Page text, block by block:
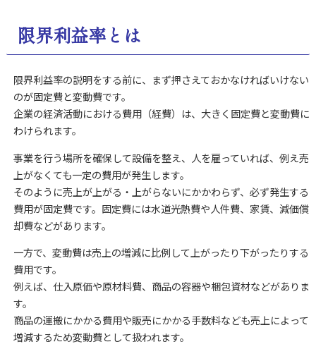
限界利益率とは
限界利益率の説明をする前に、まず押さえておかなければいけない
のが固定費と変動費です。
企業の経済活動における費用（経費）は、大きく固定費と変動費に
わけられます。
事業を行う場所を確保して設備を整え、人を雇っていれば、例え売
上がなくても一定の費用が発生します。
そのように売上が上がる・上がらないにかかわらず、必ず発生する
費用が固定費です。固定費には水道光熱費や人件費、家賃、減価償
却費などがあります。
一方で、変動費は売上の増減に比例して上がったり下がったりする
費用です。
例えば、仕入原価や原材料費、商品の容器や梱包資材などがありま
す。
商品の運搬にかかる費用や販売にかかる手数料なども売上によって
増減するため変動費として扱われます。